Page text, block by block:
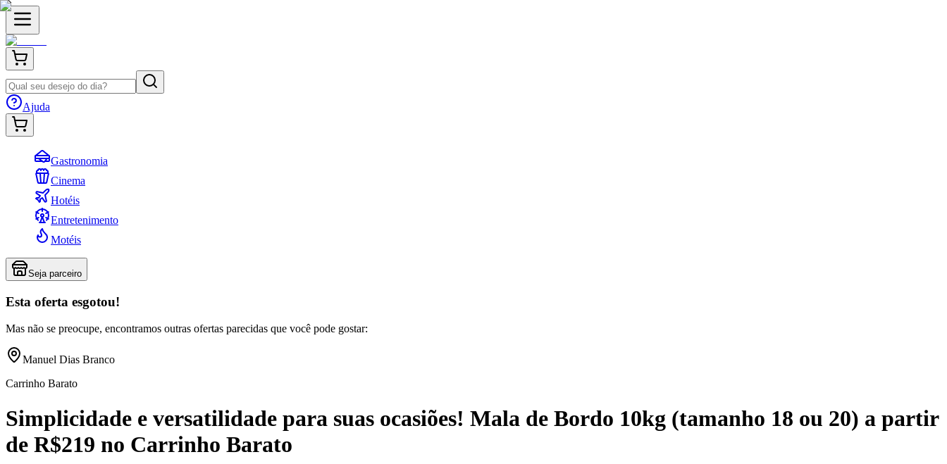
Ajuda
Gastronomia
Cinema
Hotéis
Entretenimento
Motéis
Seja parceiro
Esta oferta esgotou!
Mas não se preocupe, encontramos outras ofertas parecidas que você pode gostar:
Manuel Dias Branco
Carrinho Barato
Simplicidade e versatilidade para suas ocasiões! Mala de Bordo 10kg (tamanho 18 ou 20) a partir
de R$219 no Carrinho Barato